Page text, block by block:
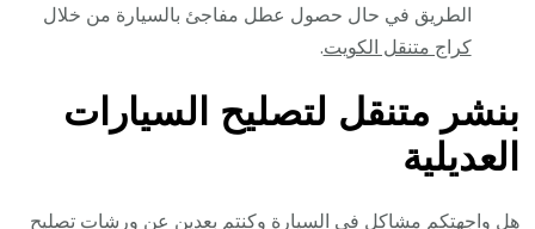
الطريق في حال حصول عطل مفاجئ بالسيارة من خلال
كراج متنقل الكويت.
بنشر متنقل لتصليح السيارات
العديلية
هل واجهتكم مشاكل في السيارة وكنتم بعدين عن ورشات تصليح